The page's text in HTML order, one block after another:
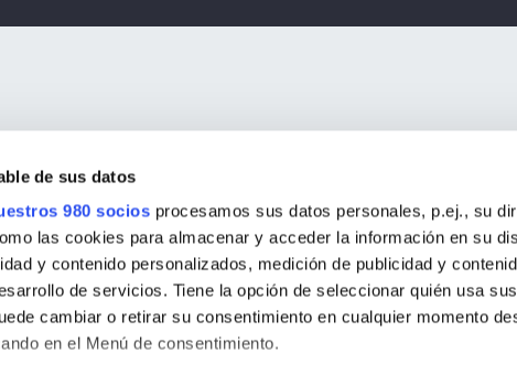
de sus datos
980 socios procesamos sus datos personales, p.ej., su
las cookies para almacenar y acceder la información en su
y contenido personalizados, medición de publicidad y
de servicios. Tiene la opción de seleccionar quién usa
cambiar o retirar su consentimiento en cualquier momento
en el Menú de consentimiento.
Altea